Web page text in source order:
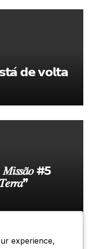
𝗱𝗲 𝘃𝗼𝗹𝘁𝗮
#5
experience,